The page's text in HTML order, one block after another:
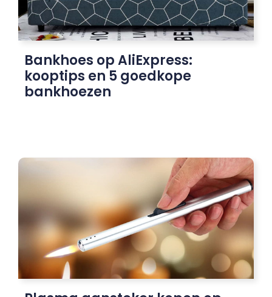
Bankhoes op AliExpress:
kooptips en 5 goedkope
bankhoezen